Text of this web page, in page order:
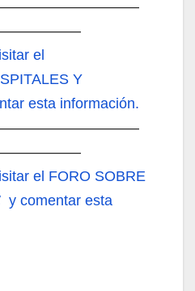
el
Y
esta información.
el FORO SOBRE
y comentar esta